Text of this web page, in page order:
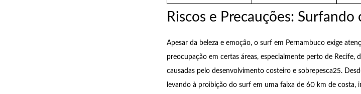
Riscos e Precauções: Surfando
Apesar da beleza e emoção, o surf em Pernambuco exige
preocupação em certas áreas, especialmente perto de Recife,
causadas pelo desenvolvimento costeiro e sobrepesca25.
levando à proibição do surf em uma faixa de 60 km de costa,